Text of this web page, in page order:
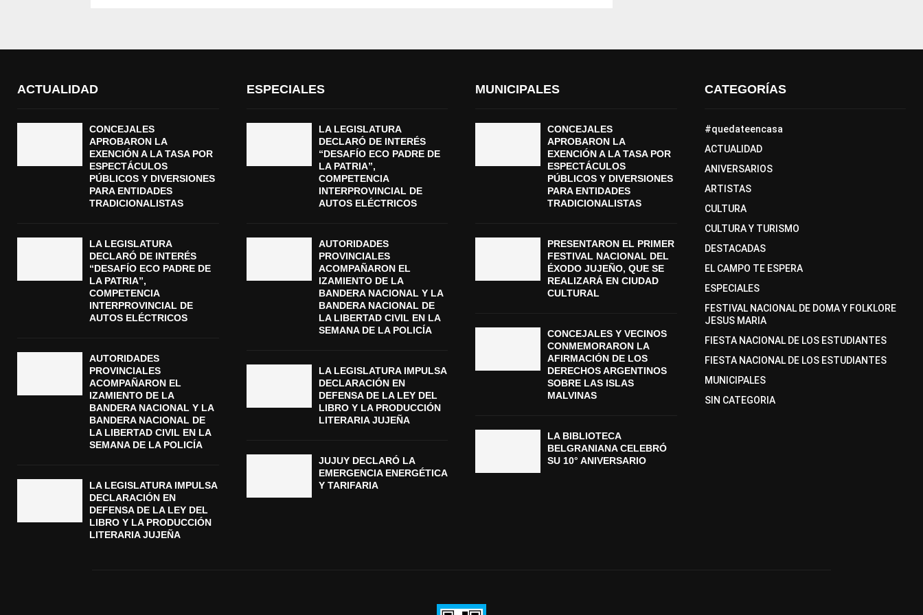
ACTUALIDAD
CONCEJALES
APROBARON LA
EXENCIÓN A LA TASA POR
ESPECTÁCULOS
PÚBLICOS Y DIVERSIONES
PARA ENTIDADES
TRADICIONALISTAS
LA LEGISLATURA
DECLARÓ DE INTERÉS
“DESAFÍO ECO PADRE DE
LA PATRIA”,
COMPETENCIA
INTERPROVINCIAL DE
AUTOS ELÉCTRICOS
AUTORIDADES
PROVINCIALES
ACOMPAÑARON EL
IZAMIENTO DE LA
BANDERA NACIONAL Y LA
BANDERA NACIONAL DE
LA LIBERTAD CIVIL EN LA
SEMANA DE LA POLICÍA
LA LEGISLATURA IMPULSA
DECLARACIÓN EN
DEFENSA DE LA LEY DEL
LIBRO Y LA PRODUCCIÓN
LITERARIA JUJEÑA
ESPECIALES
LA LEGISLATURA
DECLARÓ DE INTERÉS
“DESAFÍO ECO PADRE DE
LA PATRIA”,
COMPETENCIA
INTERPROVINCIAL DE
AUTOS ELÉCTRICOS
AUTORIDADES
PROVINCIALES
ACOMPAÑARON EL
IZAMIENTO DE LA
BANDERA NACIONAL Y LA
BANDERA NACIONAL DE
LA LIBERTAD CIVIL EN LA
SEMANA DE LA POLICÍA
LA LEGISLATURA IMPULSA
DECLARACIÓN EN
DEFENSA DE LA LEY DEL
LIBRO Y LA PRODUCCIÓN
LITERARIA JUJEÑA
JUJUY DECLARÓ LA
EMERGENCIA ENERGÉTICA
Y TARIFARIA
MUNICIPALES
CONCEJALES
APROBARON LA
EXENCIÓN A LA TASA POR
ESPECTÁCULOS
PÚBLICOS Y DIVERSIONES
PARA ENTIDADES
TRADICIONALISTAS
PRESENTARON EL PRIMER
FESTIVAL NACIONAL DEL
ÉXODO JUJEÑO, QUE SE
REALIZARÁ EN CIUDAD
CULTURAL
CONCEJALES Y VECINOS
CONMEMORARON LA
AFIRMACIÓN DE LOS
DERECHOS ARGENTINOS
SOBRE LAS ISLAS
MALVINAS
LA BIBLIOTECA
BELGRANIANA CELEBRÓ
SU 10° ANIVERSARIO
CATEGORÍAS
#quedateencasa
ACTUALIDAD
ANIVERSARIOS
ARTISTAS
CULTURA
CULTURA Y TURISMO
DESTACADAS
EL CAMPO TE ESPERA
ESPECIALES
FESTIVAL NACIONAL DE DOMA Y FOLKLORE
JESUS MARIA
FIESTA NACIONAL DE LOS ESTUDIANTES
FIESTA NACIONAL DE LOS ESTUDIANTES
MUNICIPALES
SIN CATEGORIA